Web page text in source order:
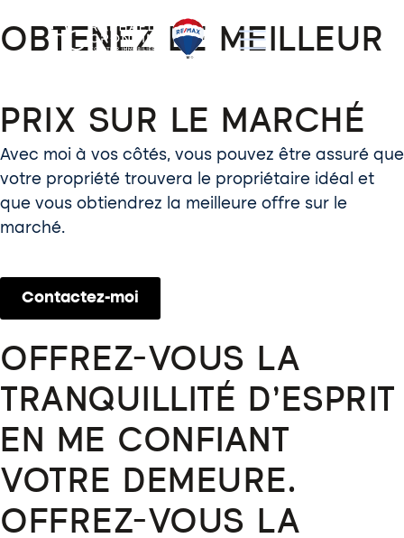
OBTENEZ LE MEILLEUR
PRIX SUR LE MARCHÉ
Avec moi à vos côtés, vous pouvez être assuré que
votre propriété trouvera le propriétaire idéal et
que vous obtiendrez la meilleure offre sur le
marché.
Contactez-moi
OFFREZ-VOUS LA
TRANQUILLITÉ D’ESPRIT
EN ME CONFIANT
VOTRE DEMEURE.
OFFREZ-VOUS LA